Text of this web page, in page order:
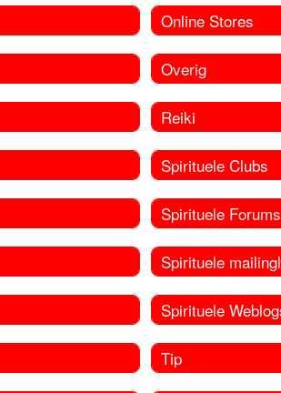
Online Stores
Overig
Reiki
Spirituele Clubs
Spirituele Forums
Spirituele
Spirituele
Tip